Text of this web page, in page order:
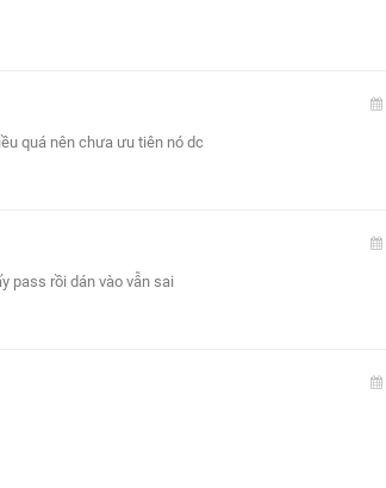
quá nên chưa ưu tiên nó dc
pass rồi dán vào vẫn sai